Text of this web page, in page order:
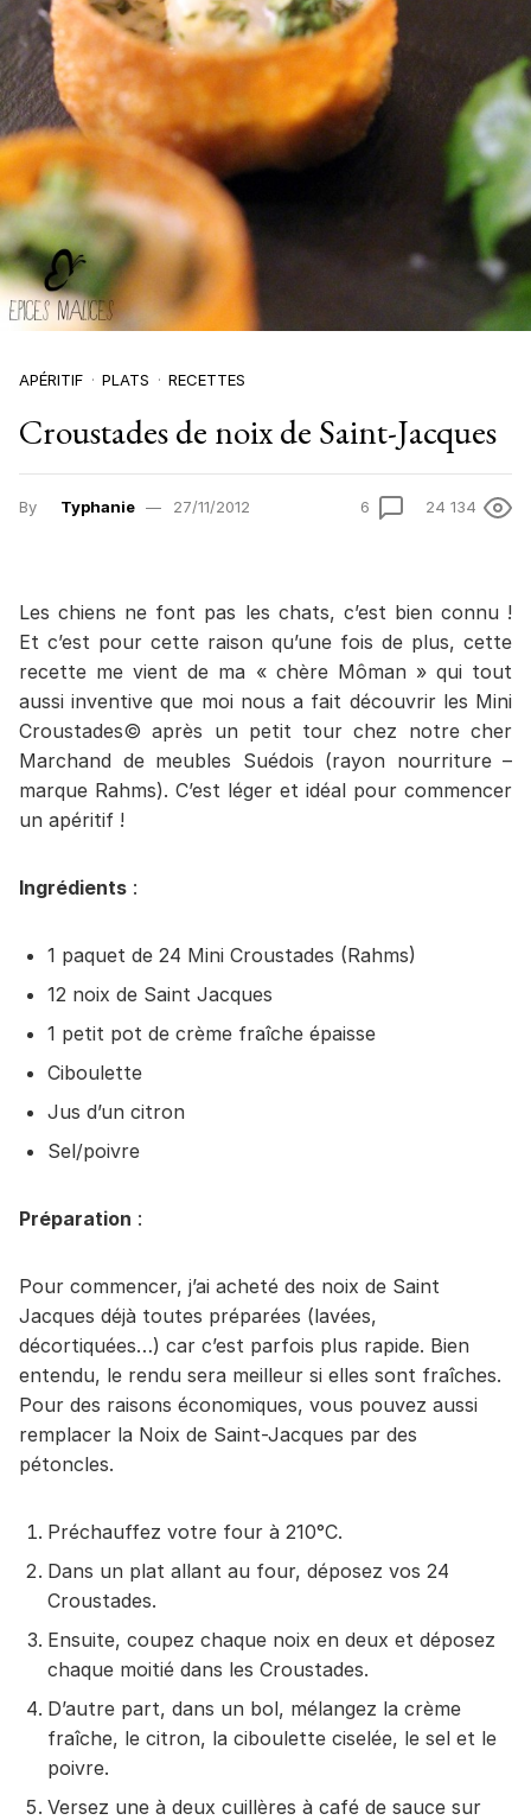
APÉRITIF PLATS RECETTES
Croustades de noix de Saint-Jacques
By Typhanie 27/11/2012 6 24 134
Les chiens ne font pas les chats, c’est bien connu !
Et c’est pour cette raison qu’une fois de plus, cette
recette me vient de ma « chère Môman » qui tout
aussi inventive que moi nous a fait découvrir les Mini
Croustades© après un petit tour chez notre cher
Marchand de meubles Suédois (rayon nourriture –
marque Rahms). C’est léger et idéal pour commencer
un apéritif !
Ingrédients :
1 paquet de 24 Mini Croustades (Rahms)
12 noix de Saint Jacques
1 petit pot de crème fraîche épaisse
Ciboulette
Jus d’un citron
Sel/poivre
Préparation :
Pour commencer, j’ai acheté des noix de Saint
Jacques déjà toutes préparées (lavées,
décortiquées…) car c’est parfois plus rapide. Bien
entendu, le rendu sera meilleur si elles sont fraîches.
Pour des raisons économiques, vous pouvez aussi
remplacer la Noix de Saint-Jacques par des
pétoncles.
Préchauffez votre four à 210°C.
Dans un plat allant au four, déposez vos 24
Croustades.
Ensuite, coupez chaque noix en deux et déposez
chaque moitié dans les Croustades.
D’autre part, dans un bol, mélangez la crème
fraîche, le citron, la ciboulette ciselée, le sel et le
poivre.
Versez une à deux cuillères à café de sauce sur